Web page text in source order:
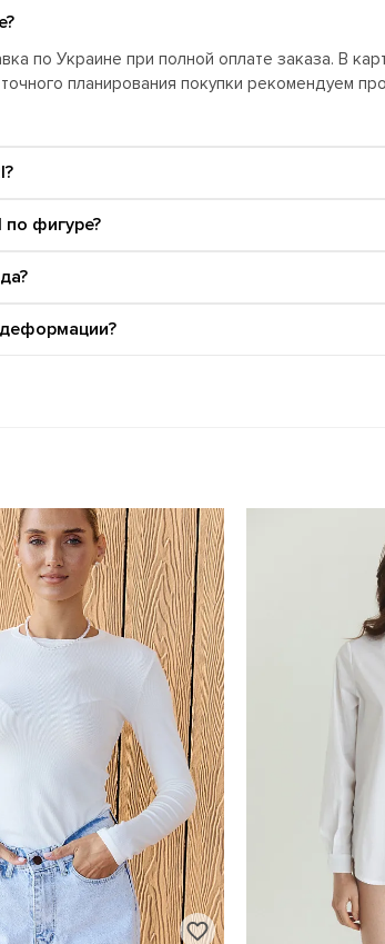
по Украине при полной оплате заказа. В
планирования покупки рекомендуем
по фигуре?